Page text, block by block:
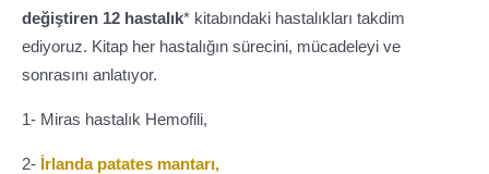
değiştiren 12 hastalık* kitabındaki hastalıkları takdim
ediyoruz. Kitap her hastalığın sürecini, mücadeleyi ve
sonrasını anlatıyor.
1- Miras hastalık Hemofili,
2- İrlanda patates mantarı,